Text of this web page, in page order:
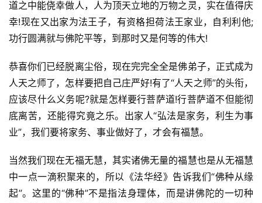
道之中能侥幸做人，人为顶天立地的万物之灵，实在值得庆
幸!现在又出家为法王子，有资格担荷法王家业，自利利他;
功行圆满就与佛陀平等，到那时又是何等的伟大!
恭喜你们已经脱离尘俗，现在完完全全是佛弟子，正式成为
人天之师了，怎样要把自己庄严好!有了“人天之师”的头衔，
应该尽什么义务呢?就是怎样要行菩萨道!行菩萨道不但能彻
底离苦，还能得究竟之乐。出家人“弘法是家务，利生为事
业”，我们要将家务、事业做好了，才会有福慧。
当然我们现在无福无慧，其实诸佛无量的福慧也是从无福慧
中一点一滴积聚来的，所以《法华经》告诉我们“佛种从缘
起”。这里的“佛种”不是指法身理体，而是讲佛陀的一切种